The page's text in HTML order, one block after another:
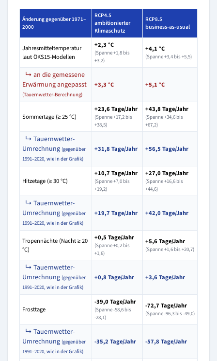
Änderung gegenüber 1971–
2000
RCP4.5
ambitionierter
Klimaschutz
RCP8.5
business-as-usual
Jahresmitteltemperatur
laut ÖKS15-Modellen
+2,3 °C
(Spanne +1,8 bis
+3,2)
+4,1 °C
(Spanne +3,4 bis +5,5)
↳ an die gemessene
Erwärmung angepasst
(Tauernwetter-Berechnung)
+3,3 °C +5,1 °C
Sommertage (≥ 25 °C)
+23,6 Tage/Jahr
(Spanne +17,2 bis
+38,5)
+43,8 Tage/Jahr
(Spanne +34,6 bis
+67,2)
↳ Tauernwetter-
Umrechnung (gegenüber
1991–2020, wie in der Grafik)
+31,8 Tage/Jahr +56,5 Tage/Jahr
Hitzetage (≥ 30 °C)
+10,7 Tage/Jahr
(Spanne +7,0 bis
+19,2)
+27,0 Tage/Jahr
(Spanne +16,6 bis
+44,6)
↳ Tauernwetter-
Umrechnung (gegenüber
1991–2020, wie in der Grafik)
+19,7 Tage/Jahr +42,0 Tage/Jahr
Tropennächte (Nacht ≥ 20
°C)
+0,5 Tage/Jahr
(Spanne +0,2 bis
+1,6)
+5,6 Tage/Jahr
(Spanne +1,6 bis +20,7)
↳ Tauernwetter-
Umrechnung (gegenüber
1991–2020, wie in der Grafik)
+0,8 Tage/Jahr +3,6 Tage/Jahr
Frosttage
-39,0 Tage/Jahr
(Spanne -58,6 bis
-28,1)
-72,7 Tage/Jahr
(Spanne -96,3 bis -49,0)
↳ Tauernwetter-
Umrechnung (gegenüber
1991–2020, wie in der Grafik)
-35,2 Tage/Jahr -57,8 Tage/Jahr